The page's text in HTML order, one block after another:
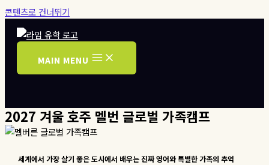
콘텐츠로 건너뛰기
MAIN MENU
2027 겨울 호주 멜번 글로벌 가족캠프
세계에서 가장살기 좋은도시에서 배우는진짜영어와특별한가족의 추억